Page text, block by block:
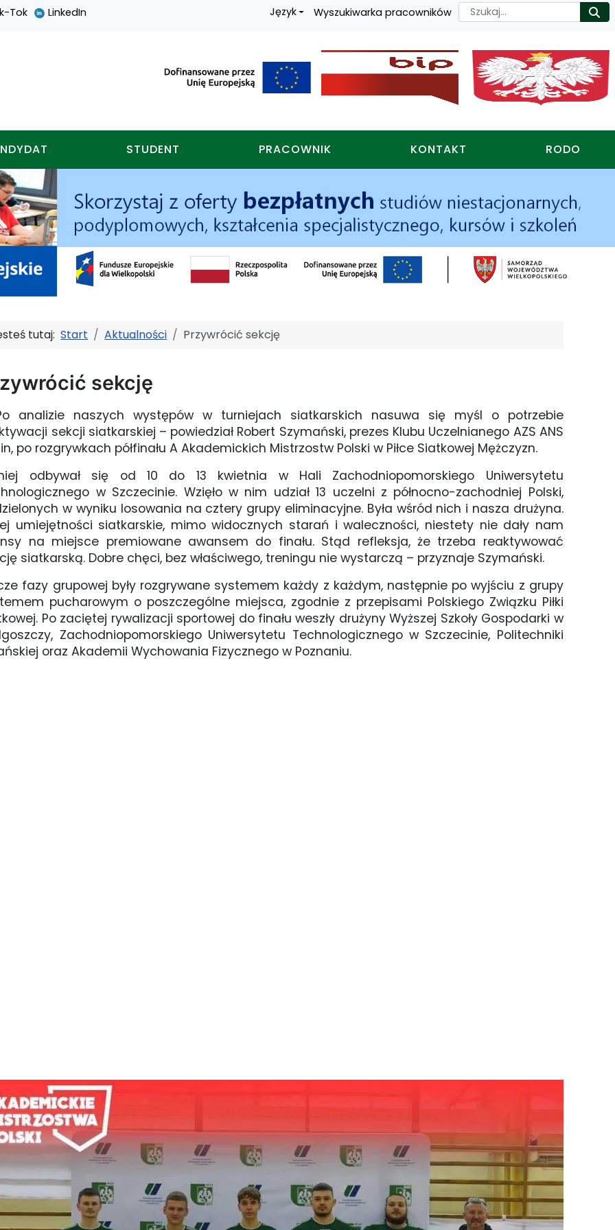
Tok LinkedIn Język Wyszukiwarka pracowników Szukaj
w koninie
STUDENT PRACOWNIK KONTAKT RODO
tutaj:Start Aktualności Przywrócić sekcję
sekcję
analizie naszych występów w turniejach siatkarskich nasuwa się myśl o potrzebie
sekcji siatkarskiej – powiedział Robert Szymański, prezes Klubu Uczelnianego AZS ANS
po rozgrywkach półfinału A Akademickich Mistrzostw Polski w Piłce Siatkowej Mężczyzn.
odbywał się od 10 do 13 kwietnia w Hali Zachodniopomorskiego Uniwersytetu
w Szczecinie. Wzięło w nim udział 13 uczelni z północno-zachodniej Polski,
w wyniku losowania na cztery grupy eliminacyjne. Była wśród nich i nasza drużyna.
umiejętności siatkarskie, mimo widocznych starań i waleczności, niestety nie dały nam
na miejsce premiowane awansem do finału. Stąd refleksja, że trzeba reaktywować
siatkarską. Dobre chęci, bez właściwego, treningu nie wystarczą – przyznaje Szymański.
fazy grupowej były rozgrywane systemem każdy z każdym, następnie po wyjściu z grupy
pucharowym o poszczególne miejsca, zgodnie z przepisami Polskiego Związku Piłki
Po zaciętej rywalizacji sportowej do finału weszły drużyny Wyższej Szkoły Gospodarki w
Zachodniopomorskiego Uniwersytetu Technologicznego w Szczecinie, Politechniki
oraz Akademii Wychowania Fizycznego w Poznaniu.